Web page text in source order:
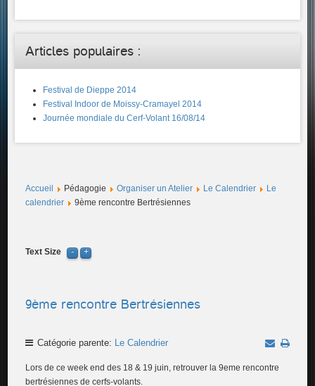
Articles populaires :
Festival de Dieppe 2014
Festival Indoor de Moissy-Cramayel 2014
Journée mondiale du Cerf-Volant 16/08/14
Accueil Pédagogie Organiser un Atelier Le Calendrier
Le
calendrier
9ème rencontre Bertrésiennes
Text Size
9ème rencontre Bertrésiennes
Catégorie parente: Le Calendrier
Lors de ce week end des 18 & 19 juin, retrouver la 9eme rencontre
bertrésiennes de cerfs-volants.